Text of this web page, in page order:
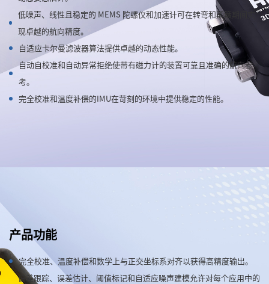
低噪声、线性且稳定的 MEMS 陀螺仪和加速计可在转弯和颠簸期间实
现卓越的航向精度。
自适应卡尔曼滤波器算法提供卓越的动态性能。
自动自校准和自动异常拒绝使带有磁力计的装置可靠且准确的航向参
考。
完全校准和温度补偿的IMU在苛刻的环境中提供稳定的性能。
产品功能
完全校准、温度补偿和数学上与正交坐标系对齐以获得高精度输出。
偏差跟踪、误差估计、阈值标记和自适应噪声建模允许对每个应用中的